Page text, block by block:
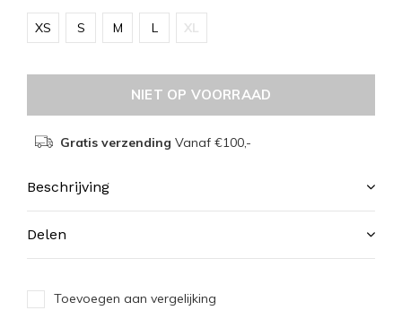
XS S M L XL
NIET OP VOORRAAD
Gratis verzending Vanaf €100,-
Beschrijving
Delen
Toevoegen aan vergelijking